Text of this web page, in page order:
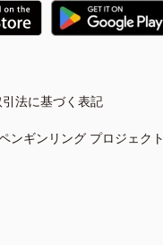
法に基づく表記
ンギンリング プロジェクト